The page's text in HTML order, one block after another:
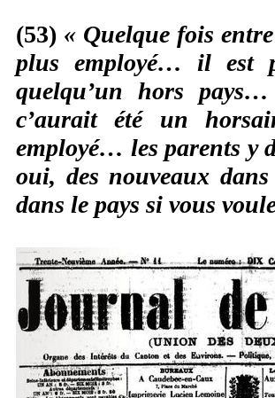
(53) « Quelque fois
plus employé… il est
quelqu’un hors pays…
c’aurait été un
employé… les parents y
oui, des nouveaux
dans le pays si vous